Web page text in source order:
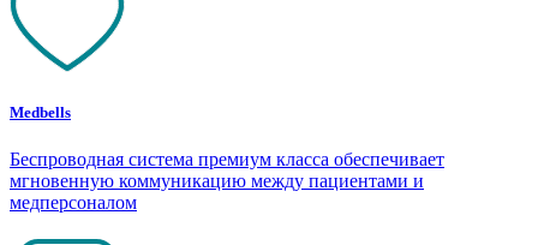
Medbells
Беспроводная система премиум класса обеспечивает
мгновенную коммуникацию между пациентами и
медперсоналом